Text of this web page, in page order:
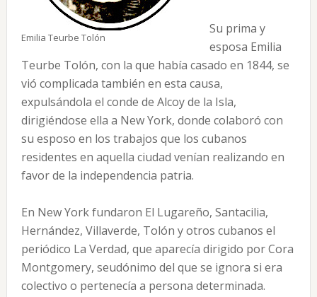
Emilia Teurbe Tolón
Su prima y
esposa Emilia
Teurbe Tolón, con la que había casado en 1844, se
vió complicada también en esta causa,
expulsándola el conde de Alcoy de la Isla,
dirigiéndose ella a New York, donde colaboró con
su esposo en los trabajos que los cubanos
residentes en aquella ciudad venían realizando en
favor de la independencia patria.
En New York fundaron El Lugareño, Santacilia,
Hernández, Villaverde, Tolón y otros cubanos el
periódico La Verdad, que aparecía dirigido por Cora
Montgomery, seudónimo del que se ignora si era
colectivo o pertenecía a persona determinada.